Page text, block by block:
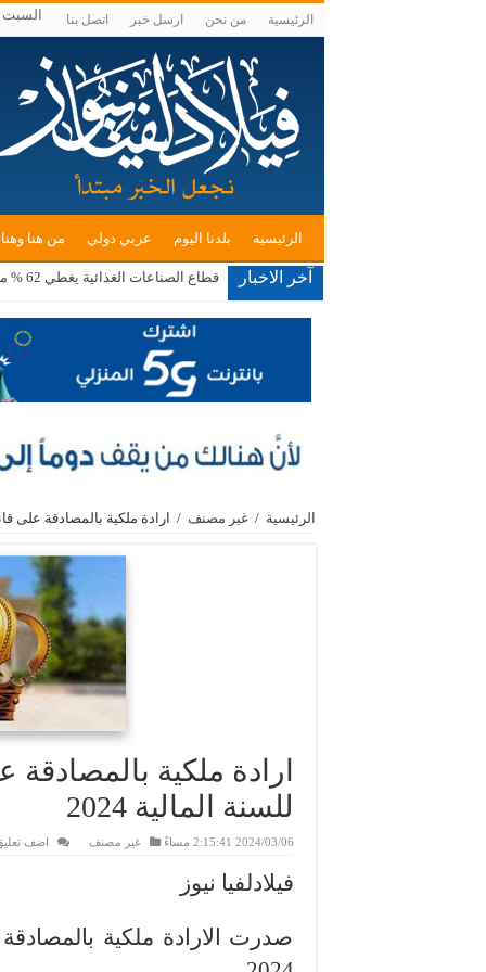
الرئيسية من نحن ارسل خبر اتصل بنا السبت ,
الرئيسية بلدنا اليوم عربي دولي من هنا
آخر الاخبار قطاع الصناعات الغذائية يغطي 62 % من احتياجات السوق المحلية
الرئيسية / غير مصنف / ارادة ملكية بالمصادقة على
ارادة ملكية بالمصادقة
للسنة المالية 2024
2024/03/06 2:15:41 مساءً غير مصنف اضف تعليق
فيلادلفيا نيوز
صدرت الارادة ملكية بالمصادقة